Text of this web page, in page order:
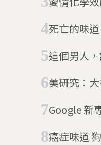
死亡的味
這個男人
美研究：
Google 新
癌症味道